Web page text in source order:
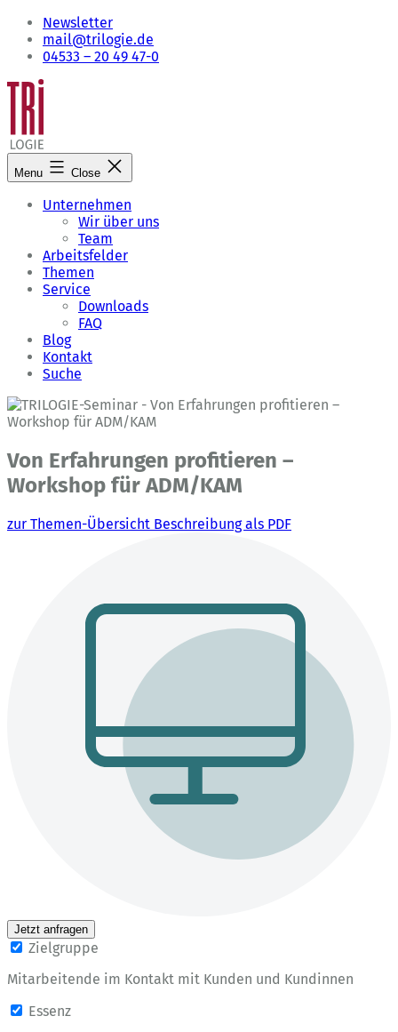
Skip
content
Newsletter
mail@trilogie.de
04533 – 20 49 47-0
Menu Close
Unternehmen
Wir über uns
Team
Arbeitsfelder
Themen
Service
Downloads
FAQ
Blog
Kontakt
Suche
Von Erfahrungen profitieren –
Workshop für ADM/KAM
zur Themen-Übersicht Beschreibung als PDF
Jetzt anfragen
Zielgruppe
Mitarbeitende im Kontakt mit Kunden und Kundinnen
Essenz